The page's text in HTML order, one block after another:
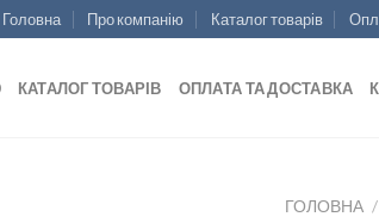
Головна Про компанію Каталог товарів
КАТАЛОГ ТОВАРІВ ОПЛАТА ТА ДОСТАВКА
ГОЛОВНА /